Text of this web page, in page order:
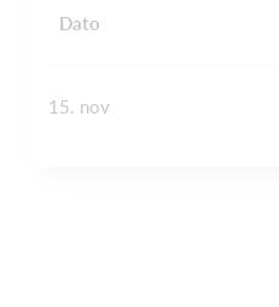
Dato
15. nov